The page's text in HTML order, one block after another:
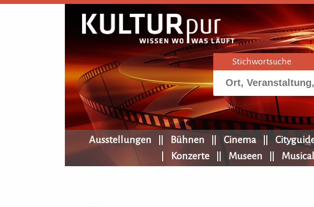
Stichwortsuche
KULTURpur Navigation
Ausstellungen Bühnen Cinema
Konzerte
Museen